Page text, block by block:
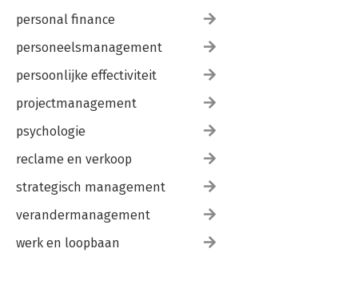
personal finance
personeelsmanagement
persoonlijke effectiviteit
projectmanagement
psychologie
reclame en verkoop
strategisch management
verandermanagement
werk en loopbaan